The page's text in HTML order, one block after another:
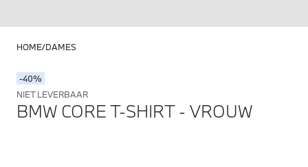
HOME DAMES
-40%
NIET LEVERBAAR
BMW CORE T-SHIRT - VROUW